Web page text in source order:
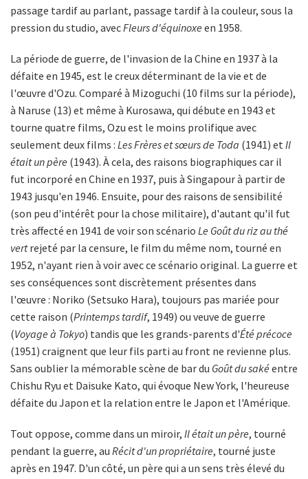
passage tardif au parlant, passage tardif à la couleur, sous la
pression du studio, avecFleurs d'équinoxe en 1958.
La période de guerre, de l'invasion de la Chine en 1937 à la
défaite en 1945, est le creux déterminant de la vie et de
l'œuvre d'Ozu. Comparé à Mizoguchi (10 films sur la période),
à Naruse (13) et même à Kurosawa, qui débute en 1943 et
tourne quatre films, Ozu est le moins prolifique avec
seulement deux films : Les Frères et sœurs de Toda (1941) et Il
était un père (1943). À cela, des raisons biographiques car il
fut incorporé en Chine en 1937, puis à Singapour à partir de
1943 jusqu'en 1946. Ensuite, pour des raisons de sensibilité
(son peu d'intérêt pour la chose militaire), d'autant qu'il fut
très affecté en 1941 de voir son scénario Le Goût du riz au thé
vertrejeté par la censure, le film du même nom, tourné en
1952, n'ayant rien à voir avec ce scénario original. La guerre et
ses conséquences sont discrètement présentes dans
l'œuvre : Noriko (Setsuko Hara), toujours pas mariée pour
cette raison (Printemps tardif, 1949) ou veuve de guerre
(Voyage à Tokyo) tandis que les grands-parents d'Été précoce
(1951) craignent que leur fils parti au front ne revienne plus.
Sans oublier la mémorable scène de bar du Goût du sakéentre
Chishu Ryu et Daisuke Kato, qui évoque New York, l'heureuse
défaite du Japon et la relation entre le Japon et l'Amérique.
Tout oppose, comme dans un miroir, Il était un père, tourné
pendant la guerre, au Récit d'un propriétaire, tourné juste
après en 1947. D'un côté, un père qui a un sens très élevé du